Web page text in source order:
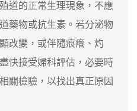
的正常生理現象，不應
藥物或抗生素。若分泌物
改變，或伴隨痕癢、灼
快接受婦科評估，必要時
關檢驗，以找出真正原因